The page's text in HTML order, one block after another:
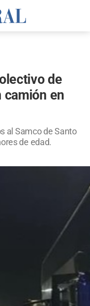
de
camión en
al Samco de Santo
de edad.